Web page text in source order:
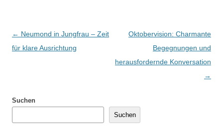
Beitragsnavigation
← Neumond in Jungfrau – Zeit
für klare Ausrichtung
Oktobervision: Charmante
Begegnungen und
herausfordernde Konversation
→
Suchen
Suchen